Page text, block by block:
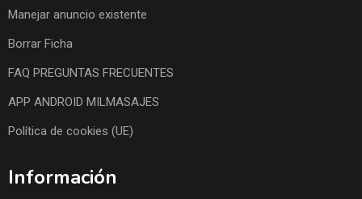
Manejar anuncio existente
Borrar Ficha
FAQ PREGUNTAS FRECUENTES
APP ANDROID MILMASAJES
Política de cookies (UE)
Información